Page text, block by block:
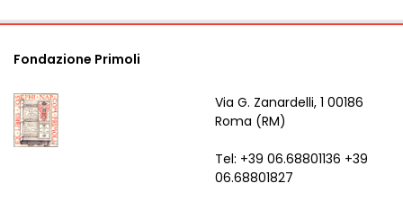
Fondazione Primoli
Via G. Zanardelli, 1 00186
Roma (RM)
Tel: +39 06.68801136 +39
06.68801827